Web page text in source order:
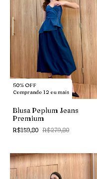
50% OFF
Comprando 12 ou mais
Blusa Peplum Jeans
Premium
R$159,80 R$279,80